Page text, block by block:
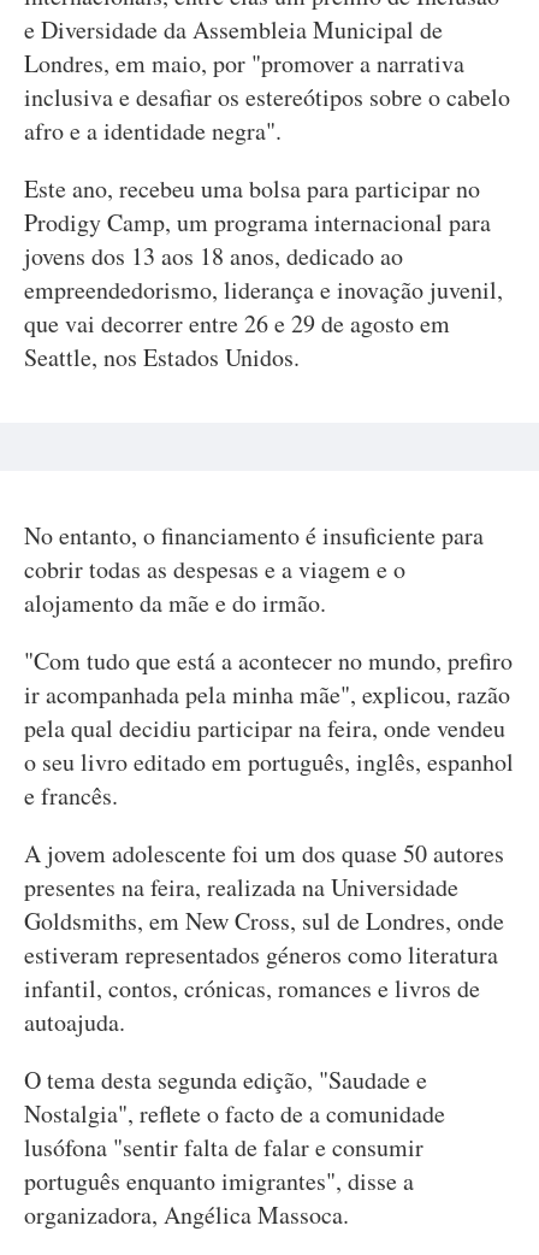
e Diversidade da Assembleia Municipal de
Londres, em maio, por "promover a narrativa
inclusiva e desafiar os estereótipos sobre o cabelo
afro e a identidade negra".
Este ano, recebeu uma bolsa para participar no
Prodigy Camp, um programa internacional para
jovens dos 13 aos 18 anos, dedicado ao
empreendedorismo, liderança e inovação juvenil,
que vai decorrer entre 26 e 29 de agosto em
Seattle, nos Estados Unidos.
No entanto, o financiamento é insuficiente para
cobrir todas as despesas e a viagem e o
alojamento da mãe e do irmão.
"Com tudo que está a acontecer no mundo, prefiro
ir acompanhada pela minha mãe", explicou, razão
pela qual decidiu participar na feira, onde vendeu
o seu livro editado em português, inglês, espanhol
e francês.
A jovem adolescente foi um dos quase 50 autores
presentes na feira, realizada na Universidade
Goldsmiths, em New Cross, sul de Londres, onde
estiveram representados géneros como literatura
infantil, contos, crónicas, romances e livros de
autoajuda.
O tema desta segunda edição, "Saudade e
Nostalgia", reflete o facto de a comunidade
lusófona "sentir falta de falar e consumir
português enquanto imigrantes", disse a
organizadora, Angélica Massoca.